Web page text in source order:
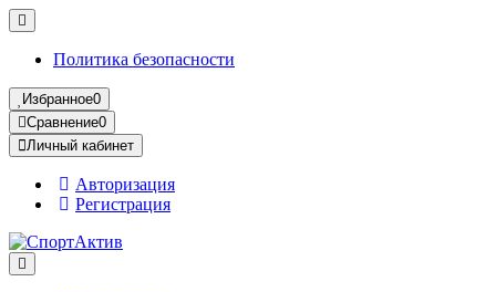
Политика безопасности
Избранное0
Сравнение0
Личный кабинет
Авторизация
Регистрация